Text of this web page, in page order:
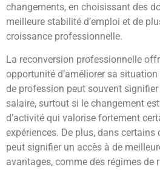
changements, en choisissant des
meilleure stabilité d’emploi et de
croissance professionnelle.
La reconversion professionnelle
opportunité d’améliorer sa
de profession peut souvent
salaire, surtout si le changement
d’activité qui valorise fortement
expériences. De plus, dans certains
peut signifier un accès à de
avantages, comme des régimes de